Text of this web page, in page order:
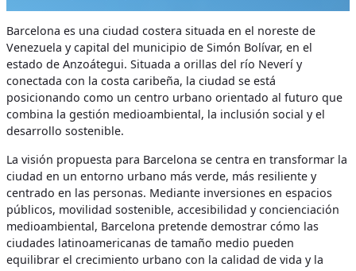
Barcelona es una ciudad costera situada en el noreste de
Venezuela y capital del municipio de Simón Bolívar, en el
estado de Anzoátegui. Situada a orillas del río Neverí y
conectada con la costa caribeña, la ciudad se está
posicionando como un centro urbano orientado al futuro que
combina la gestión medioambiental, la inclusión social y el
desarrollo sostenible.
La visión propuesta para Barcelona se centra en transformar la
ciudad en un entorno urbano más verde, más resiliente y
centrado en las personas. Mediante inversiones en espacios
públicos, movilidad sostenible, accesibilidad y concienciación
medioambiental, Barcelona pretende demostrar cómo las
ciudades latinoamericanas de tamaño medio pueden
equilibrar el crecimiento urbano con la calidad de vida y la